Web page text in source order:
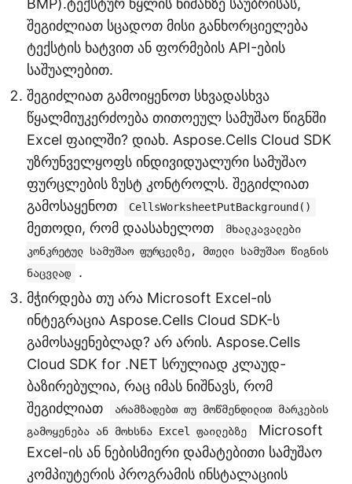
BMP).ტექსტურ წყლის ნიშანზე საუბრისას,
შეგიძლიათ სცადოთ მისი განხორციელება
ტექსტის ხატვით ან ფორმების API-ების
საშუალებით.
შეგიძლიათ გამოიყენოთ სხვადასხვა
წყალმიუკერძოება თითოეულ სამუშაო წიგნში
Excel ფაილში? დიახ. Aspose.Cells Cloud SDK
უზრუნველყოფს ინდივიდუალური სამუშაო
ფურცლების ზუსტ კონტროლს. შეგიძლიათ
გამოსაყენოთ
CellsWorksheetPutBackground()
მეთოდი, რომ დაასახელოთ
მხალკავალები
კონკრეტულ სამუშაო ფურცელზე, მთელი სამუშაო წიგნის
ნაცვლად
.
მჭირდება თუ არა Microsoft Excel-ის
ინტეგრაცია Aspose.Cells Cloud SDK-ს
გამოსაყენებლად? არ არის. Aspose.Cells
Cloud SDK for .NET სრულიად კლაუდ-
ბაზირებულია, რაც იმას ნიშნავს, რომ
შეგიძლიათ
არამზადებთ თუ მოწმენდილით მარკების
გამოყენება ან მოხსნა Excel ფაილებზე
Microsoft
Excel-ის ან ნებისმიერი დამატებითი სამუშაო
კომპიუტერის პროგრამის ინსტალაციის